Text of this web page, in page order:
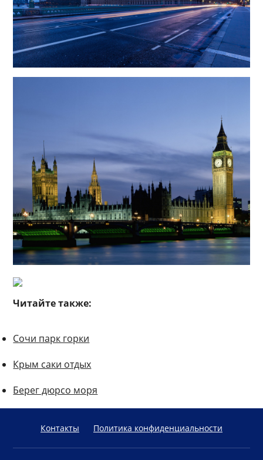
Читайте также:
Сочи парк горки
Крым саки отдых
Берег дюрсо моря
Контакты Политика конфиденциальности